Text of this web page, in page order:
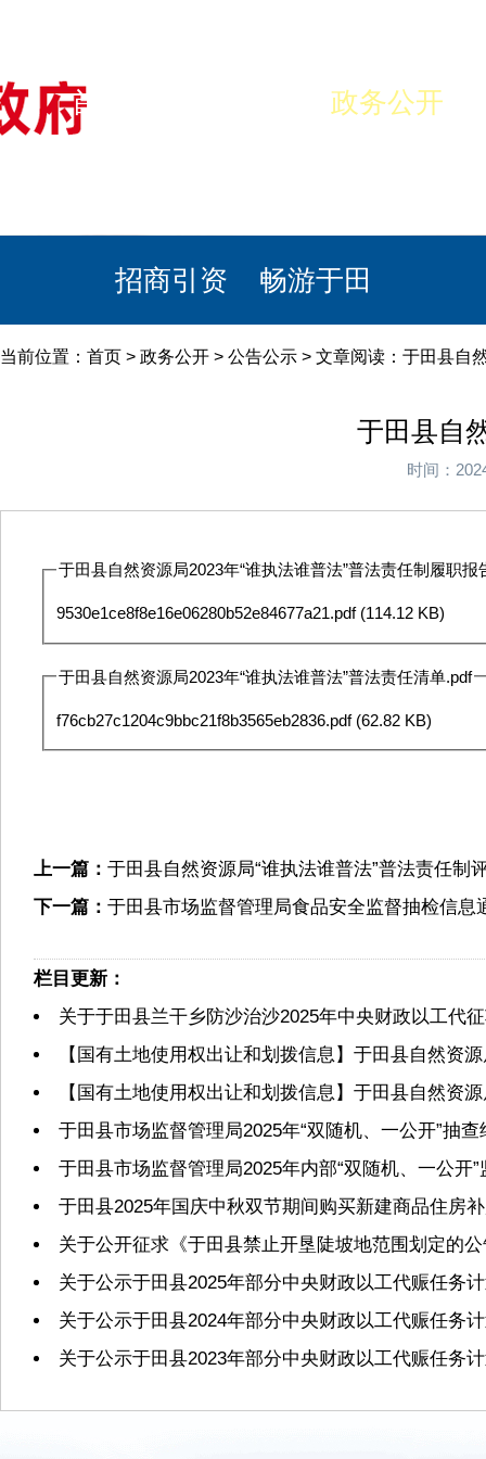
首页 政务公开
招商引资 畅游于田
当前位置： 首页 > 政务公开 > 公告公示 > 文章阅读：于田县自
于田县自
时间：
于田县自然资源局2023年“谁执法谁普法”普法责任制履职报
9530e1ce8f8e16e06280b52e84677a21.pdf(114.12 KB)
于田县自然资源局2023年“谁执法谁普法”普法责任清单.pdf
f76cb27c1204c9bbc21f8b3565eb2836.pdf(62.82 KB)
上一篇： 于田县自然资源局“谁执法谁普法”普法责任制
下一篇： 于田县市场监督管理局食品安全监督抽检信息
栏目更新：
关于于田县兰干乡防沙治沙2025年中央财政以工代
【国有土地使用权出让和划拨信息】于田县自然资
【国有土地使用权出让和划拨信息】于田县自然资
于田县市场监督管理局2025年“双随机、一公开”抽查
于田县市场监督管理局2025年内部“双随机、一公开
于田县2025年国庆中秋双节期间购买新建商品住房
关于公开征求《于田县禁止开垦陡坡地范围划定的
关于公示于田县2025年部分中央财政以工代赈任务
关于公示于田县2024年部分中央财政以工代赈任务
关于公示于田县2023年部分中央财政以工代赈任务